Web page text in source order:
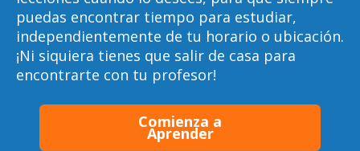
puedas encontrar tiempo para estudiar,
independientemente de tu horario o ubicación.
¡Ni siquiera tienes que salir de casa para
encontrarte con tu profesor!
Comienza a
Aprender